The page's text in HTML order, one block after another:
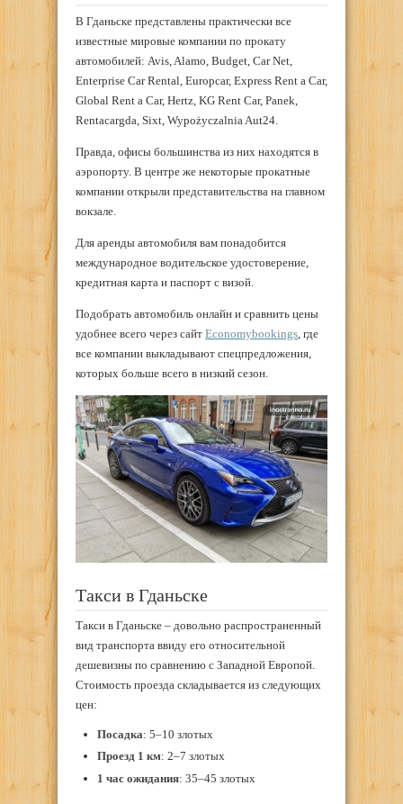
В Гданьске представлены практически все
известные мировые компании по прокату
автомобилей: Avis, Alamo, Budget, Car Net,
Enterprise Car Rental, Europcar, Express Rent a Car,
Global Rent a Car, Hertz, KG Rent Car, Panek,
Rentacargda, Sixt, Wypożyczalnia Aut24.
Правда, офисы большинства из них находятся в
аэропорту. В центре же некоторые прокатные
компании открыли представительства на главном
вокзале.
Для аренды автомобиля вам понадобится
международное водительское удостоверение,
кредитная карта и паспорт с визой.
Подобрать автомобиль онлайн и сравнить цены
удобнее всего через сайт Economybookings , где
все компании выкладывают спецпредложения,
которых больше всего в низкий сезон.
Такси в Гданьске
Такси в Гданьске – довольно распространенный
вид транспорта ввиду его относительной
дешевизны по сравнению с Западной Европой.
Стоимость проезда складывается из следующих
цен:
Посадка: 5–10 злотых
Проезд 1 км: 2–7 злотых
1 час ожидания: 35–45 злотых